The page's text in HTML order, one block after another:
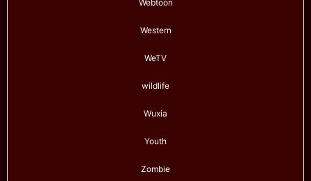
Webtoon
Western
WeTV
wildlife
Wuxia
Youth
Zombie